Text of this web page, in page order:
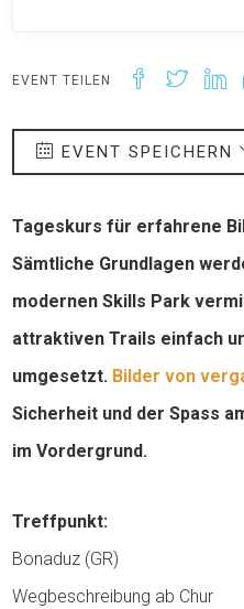
EVENT TEILEN
EVENT SPEICHERN
Tageskurs für erfahrene
Sämtliche Grundlagen
modernen Skills Park
attraktiven Trails einfach
umgesetzt. Bilder von
Sicherheit und der Spass
im Vordergrund.
Treffpunkt:
Bonaduz (GR)
Wegbeschreibung ab Chur